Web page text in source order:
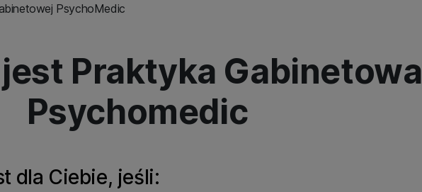
PsychoMedic
Praktyka Gabinetowa
Psychomedic
dla Ciebie, jeśli: